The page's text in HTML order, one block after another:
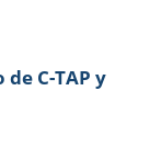
C-TAP y